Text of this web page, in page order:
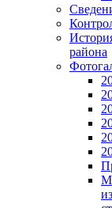
района